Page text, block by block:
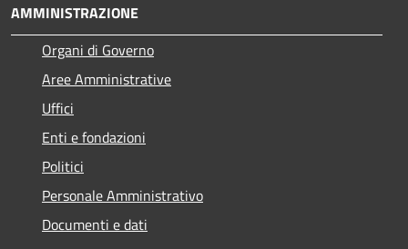
AMMINISTRAZIONE
Organi di Governo
Aree Amministrative
Uffici
Enti e fondazioni
Politici
Personale Amministrativo
Documenti e dati